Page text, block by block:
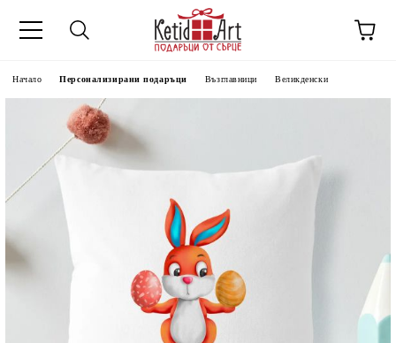
Начало Персонализирани подаръци Възглавници Великденски